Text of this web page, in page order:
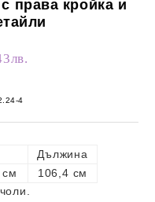
права кройка и
4
Дължина
см
106,4 см